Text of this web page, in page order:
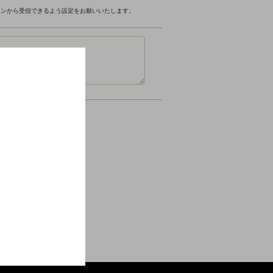
ら受信できるよう設定をお願いいたします。